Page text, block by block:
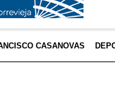
CASANOVAS